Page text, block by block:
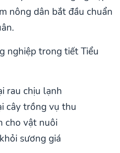
nông dân bắt đầu chuẩn
nghiệp trong tiết Tiểu
rau chịu lạnh
cây trồng vụ thu
cho vật nuôi
sương giá